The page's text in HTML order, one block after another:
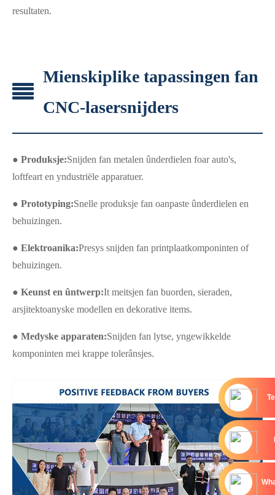
resultaten.
Mienskiplike tapassingen fan
CNC-lasersnijders
● Produksje:Snijden fan metalen ûnderdielen foar auto's,
loftfeart en yndustriële apparatuer.
● Prototyping:Snelle produksje fan oanpaste ûnderdielen en
behuizingen.
● Elektroanika:Presys snijden fan printplaatkomponinten of
behuizingen.
● Keunst en ûntwerp:It meitsjen fan buorden, sieraden,
arsjitektoanyske modellen en dekorative items.
● Medyske apparaten:Snijden fan lytse, yngewikkelde
komponinten mei krappe tolerânsjes.